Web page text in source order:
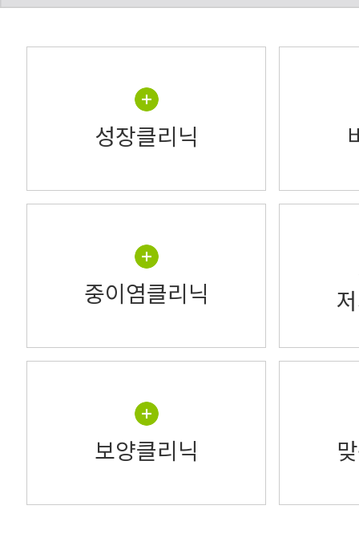
성장클리닉
중이염클리닉
보양클리닉